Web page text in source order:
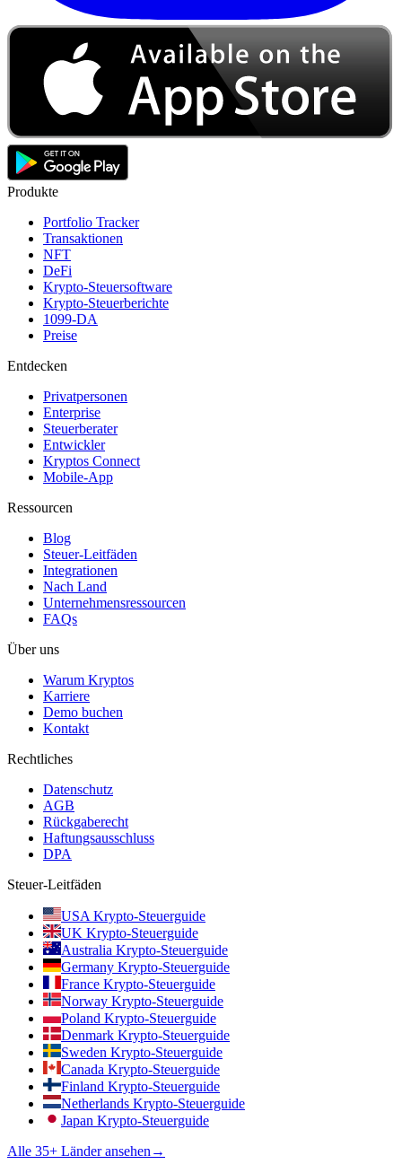
Produkte
Portfolio Tracker
Transaktionen
NFT
DeFi
Krypto-Steuersoftware
Krypto-Steuerberichte
1099-DA
Preise
Entdecken
Privatpersonen
Enterprise
Steuerberater
Entwickler
Kryptos Connect
Mobile-App
Ressourcen
Blog
Steuer-Leitfäden
Integrationen
Nach Land
Unternehmensressourcen
FAQs
Über uns
Warum Kryptos
Karriere
Demo buchen
Kontakt
Rechtliches
Datenschutz
AGB
Rückgaberecht
Haftungsausschluss
DPA
Steuer-Leitfäden
USA Krypto-Steuerguide
UK Krypto-Steuerguide
Australia Krypto-Steuerguide
Germany Krypto-Steuerguide
France Krypto-Steuerguide
Norway Krypto-Steuerguide
Poland Krypto-Steuerguide
Denmark Krypto-Steuerguide
Sweden Krypto-Steuerguide
Canada Krypto-Steuerguide
Finland Krypto-Steuerguide
Netherlands Krypto-Steuerguide
Japan Krypto-Steuerguide
Alle 35+ Länder ansehen →